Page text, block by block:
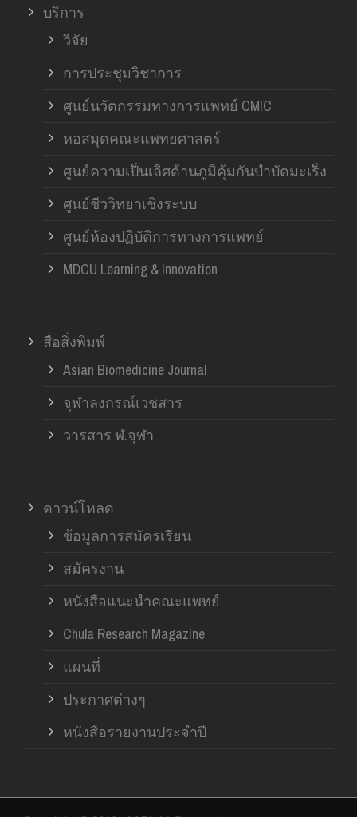
บริการ
วิจัย
การประชุมวิชาการ
ศูนย์นวัตกรรมทางการแพทย์ CMIC
หอสมุดคณะแพทยศาสตร์
ศูนย์ความเป็นเลิศด้านภูมิคุ้มกันบำบัดมะเร็ง
ศูนย์ชีววิทยาเชิงระบบ
ศูนย์ห้องปฏิบัติการทางการแพทย์
MDCU Learning & Innovation
สื่อสิ่งพิมพ์
Asian Biomedicine Journal
จุฬาลงกรณ์เวชสาร
วารสาร ฬ.จุฬา
ดาวน์โหลด
ข้อมูลการสมัครเรียน
สมัครงาน
หนังสือแนะนำคณะแพทย์
Chula Research Magazine
แผนที่
ประกาศต่างๆ
หนังสือรายงานประจำปี